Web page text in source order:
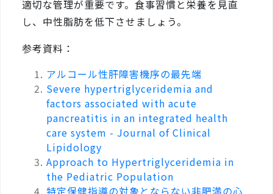
適切な管理が重要です。食事習慣と栄養を見直
し、中性脂肪を低下させましょう。
参考資料：
アルコール性肝障害機序の最先端
Severe hypertriglyceridemia and
factors associated with acute
pancreatitis in an integrated health
care system - Journal of Clinical
Lipidology
Approach to Hypertriglyceridemia in
the Pediatric Population
特定保健指導の対象とならない非肥満の心